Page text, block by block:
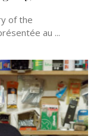
of the
au ...